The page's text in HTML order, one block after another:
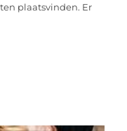
plaatsvinden. Er